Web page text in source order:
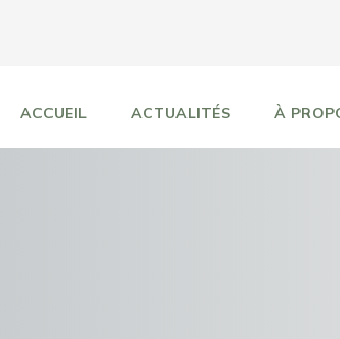
ACCUEIL ACTUALITÉS À